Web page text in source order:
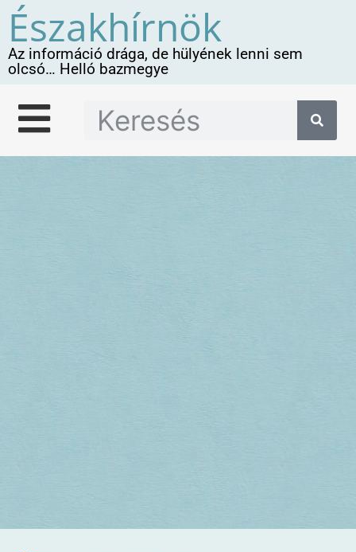
Északhírnök
Az információ drága, de hülyének lenni sem
olcsó… Helló bazmegye